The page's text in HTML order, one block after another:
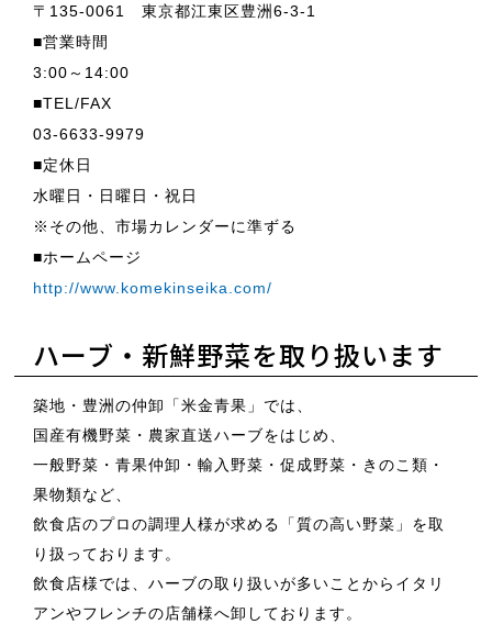
〒135-0061 東京都江東区豊洲6-3-1
■営業時間
3:00～14:00
■TEL/FAX
03-6633-9979
■定休日
水曜日・日曜日・祝日
※その他、市場カレンダーに準ずる
■ホームページ
http://www.komekinseika.com/
ハーブ・新鮮野菜を取り扱います
築地・豊洲の仲卸「米金青果」では、
国産有機野菜・農家直送ハーブをはじめ、
一般野菜・青果仲卸・輸入野菜・促成野菜・きのこ類・
果物類など、
飲食店のプロの調理人様が求める「質の高い野菜」を取
り扱っております。
飲食店様では、ハーブの取り扱いが多いことからイタリ
アンやフレンチの店舗様へ卸しております。